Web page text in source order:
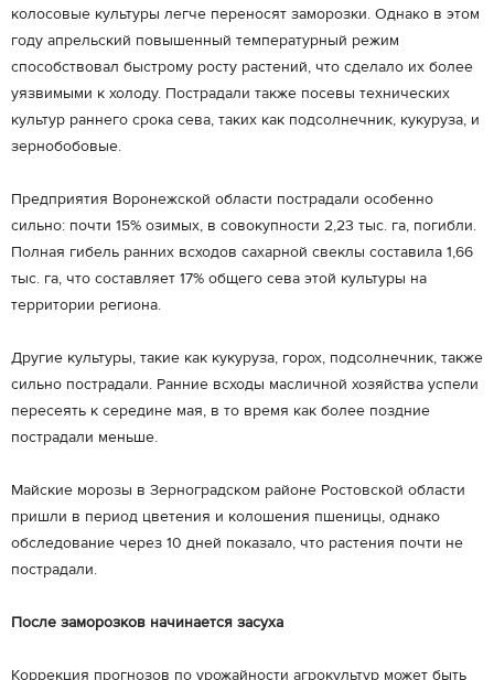
колосовые культуры легче переносят заморозки. Однако в этом
году апрельский повышенный температурный режим
способствовал быстрому росту растений, что сделало их более
уязвимыми к холоду. Пострадали также посевы технических
культур раннего срока сева, таких как подсолнечник, кукуруза, и
зернобобовые.
Предприятия Воронежской области пострадали особенно
сильно: почти 15% озимых, в совокупности 2,23 тыс. га, погибли.
Полная гибель ранних всходов сахарной свеклы составила 1,66
тыс. га, что составляет 17% общего сева этой культуры на
территории региона.
Другие культуры, такие как кукуруза, горох, подсолнечник, также
сильно пострадали. Ранние всходы масличной хозяйства успели
пересеять к середине мая, в то время как более поздние
пострадали меньше.
Майские морозы в Зерноградском районе Ростовской области
пришли в период цветения и колошения пшеницы, однако
обследование через 10 дней показало, что растения почти не
пострадали.
После заморозков начинается засуха
Коррекция прогнозов по урожайности агрокультур может быть